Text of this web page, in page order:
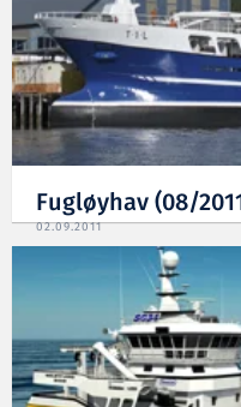
Fugløyhav (08/
02.09.2011